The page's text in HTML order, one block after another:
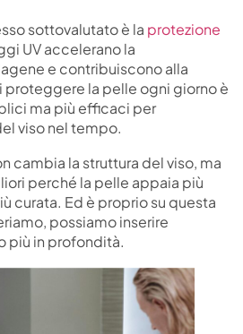
sottovalutato è la protezione
UV accelerano la
e contribuiscono alla
la pelle ogni giorno è
ma più efficaci per
viso nel tempo.
cambia la struttura del viso, ma
perché la pelle appaia più
curata. Ed è proprio su questa
possiamo inserire
più in profondità.